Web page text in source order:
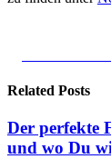
Related Posts
Der perfekte
und wo Du